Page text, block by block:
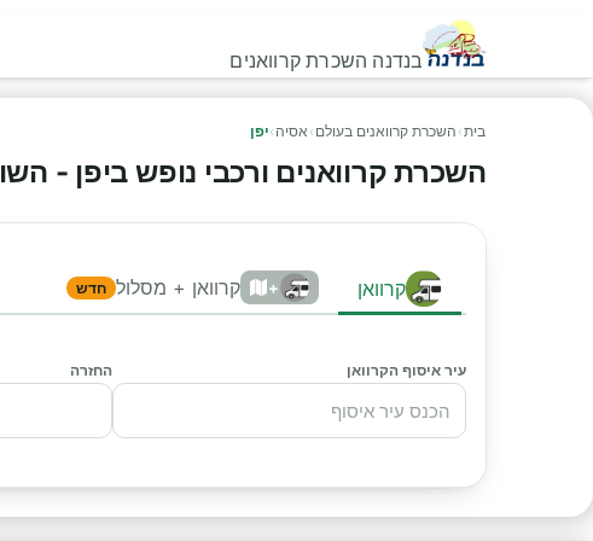
בנדנה השכרת קרוואנים
בית› השכרת קרוואנים בעולם › אסיה ›יפן
השכרת קרוואנים ורכבי נופש ביפן -
קרוואן + קרוואן + מסלול חדש
עיר איסוף הקרוואן החזרה